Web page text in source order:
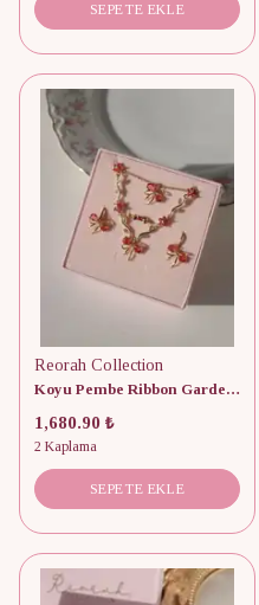
SEPETE EKLE
Reorah Collection
Koyu Pembe Ribbon Garden Bileklik, Küpe, Yüzük ve Kolye Set
1,680.90 ₺
2 Kaplama
SEPETE EKLE